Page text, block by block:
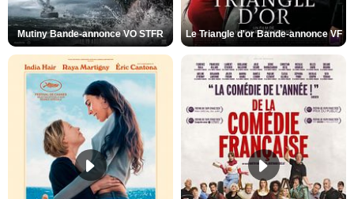
Mutiny Bande-annonce VO STFR Le Triangle d'or Bande-annonce VF